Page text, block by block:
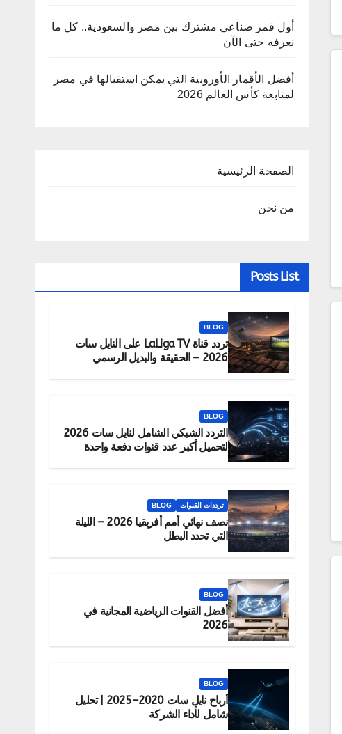
أول قمر صناعي مشترك بين مصر والسعودية.. كل ما
نعرفه حتى الآن
أفضل الأقمار الأوروبية التي يمكن استقبالها في مصر
لمتابعة كأس العالم 2026
الصفحة الرئيسية
من نحن
Posts List
BLOG
تردد قناة LaLiga TV على النايل سات
2026 – الحقيقة والبديل الرسمي
BLOG
التردد الشبكي الشامل لنايل سات 2026
لتحميل أكبر عدد قنوات دفعة واحدة
ترددات القنوات BLOG
نصف نهائي أمم أفريقيا 2026 – الليلة
التي تحدد البطل
BLOG
أفضل القنوات الرياضية المجانية في
2026
BLOG
أرباح نايل سات 2020–2025 | تحليل
شامل لأداء الشركة